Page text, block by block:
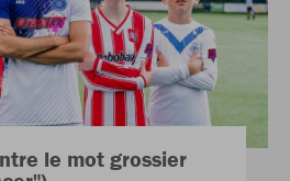
le mot grossier